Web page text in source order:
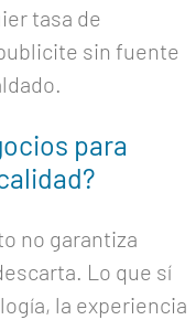
tasa de
sin fuente
para
no garantiza
Lo que sí
la experiencia